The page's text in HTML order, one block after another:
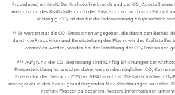
Procedures) ermittelt. Der Kraftstoffverbrauch und der CO₂-Ausstoß
Ausnutzung des Kraftstoffs durch den Pkw, sondern auch vom Fahrstil
abhängig. CO₂ ist das für die Erderwärmung hauptsächlich
** Es werden nur die CO₂-Emissionen angegeben, die durch den Betrieb
durch die Produktion und Bereitstellung des Pkw sowie des Kraftstoffes
vermieden werden, werden bei der Ermittlung der CO₂-Emissionen
*** Aufgrund der CO₂-Bepreisung sind künftig Erhöhungen der
Preisentwicklung ist unsicher, daher werden die möglichen CO₂-Kosten
Preisen für den Zeitraum 2025 bis 2034 berechnet. Die tatsächlichen
niedriger als in den hier zugrundeliegenden Modellrechnungen ausfallen.
Kraftstoffkosten zu bezahlen. Weitere Informationen unter